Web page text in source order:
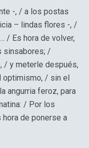
-, / a los postas
– lindas flores -, /
/ Es hora de volver,
sinsabores; /
/ y meterle después,
optimismo, / sin el
angurria feroz, para
/ Por los
de ponerse a